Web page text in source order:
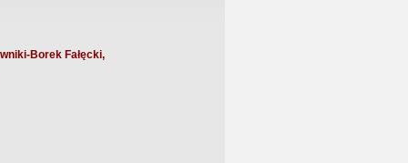
Umowa Notarialna
Borek Fałęcki,